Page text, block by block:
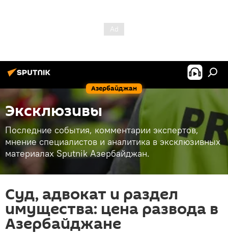
Азербайджан
Эксклюзивы
Последние события, комментарии экспертов,
мнение специалистов и аналитика в эксклюзивных
материалах Sputnik Азербайджан.
Суд, адвокат и раздел
имущества: цена развода в
Азербайджане